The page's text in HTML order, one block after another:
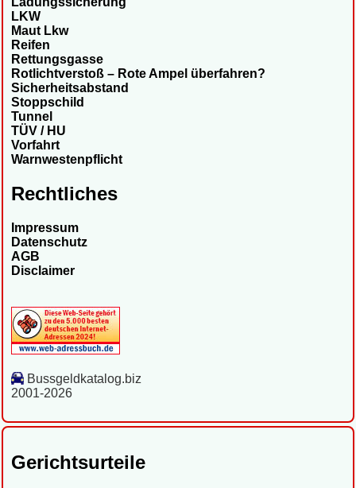
LKW
Maut Lkw
Reifen
Rettungsgasse
Rotlichtverstoß – Rote Ampel überfahren?
Sicherheitsabstand
Stoppschild
Tunnel
TÜV / HU
Vorfahrt
Warnwestenpflicht
Rechtliches
Impressum
Datenschutz
AGB
Disclaimer
Bussgeldkatalog.biz
2001-2026
Gerichtsurteile